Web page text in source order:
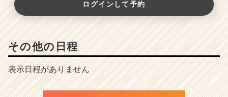
ログインして予約
その他の日程
表示日程がありません